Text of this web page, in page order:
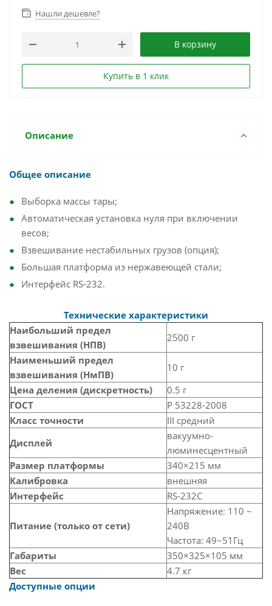
Нашли дешевле?
В корзину
Купить в 1 клик
Описание
Общее описание
Выборка массы тары;
Автоматическая установка нуля при включении
весов;
Взвешивание нестабильных грузов (опция);
Большая платформа из нержавеющей стали;
Интерфейс RS-232.
Технические характеристики
Наибольший предел
взвешивания (НПВ)
2500 г
Наименьший предел
взвешивания (НмПВ)
10 г
Цена деления (дискретность)
0.5 г
ГОСТ
Р 53228-2008
Класс точности
III средний
Дисплей
вакуумно-
люминесцентный
Размер платформы
340×215 мм
Калибровка
внешняя
Интерфейс
RS-232C
Питание (только от сети)
Напряжение: 110 ~
240В
Частота: 49~51Гц
Габариты
350×325×105 мм
Вес
4.7 кг
Доступные опции